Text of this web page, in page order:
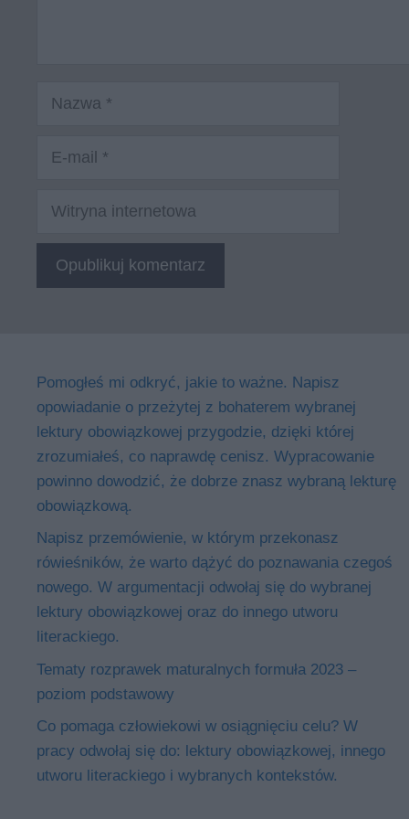
Witryna
internetowa
Pomogłeś mi odkryć, jakie to ważne. Napisz
opowiadanie o przeżytej z bohaterem wybranej
lektury obowiązkowej przygodzie, dzięki której
zrozumiałeś, co naprawdę cenisz. Wypracowanie
powinno dowodzić, że dobrze znasz wybraną lekturę
obowiązkową.
Napisz przemówienie, w którym przekonasz
rówieśników, że warto dążyć do poznawania czegoś
nowego. W argumentacji odwołaj się do wybranej
lektury obowiązkowej oraz do innego utworu
literackiego.
Tematy rozprawek maturalnych formuła 2023 –
poziom podstawowy
Co pomaga człowiekowi w osiągnięciu celu? W
pracy odwołaj się do: lektury obowiązkowej, innego
utworu literackiego i wybranych kontekstów.